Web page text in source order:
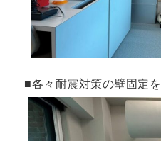
■各々耐震対策の壁固定